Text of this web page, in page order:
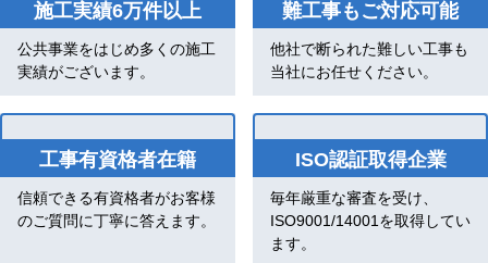
施工実績6万件以上
公共事業をはじめ多くの施工
実績がございます。
難工事もご対応可能
他社で断られた難しい工事も
当社にお任せください。
工事有資格者在籍
信頼できる有資格者がお客様
のご質問に丁寧に答えます。
ISO認証取得企業
毎年厳重な審査を受け、
ISO9001/14001を取得してい
ます。